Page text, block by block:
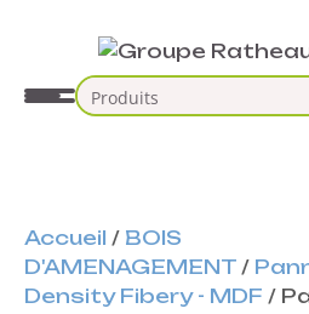
Accueil / BOIS
D'AMENAGEMENT /
Density Fibery - MDF /